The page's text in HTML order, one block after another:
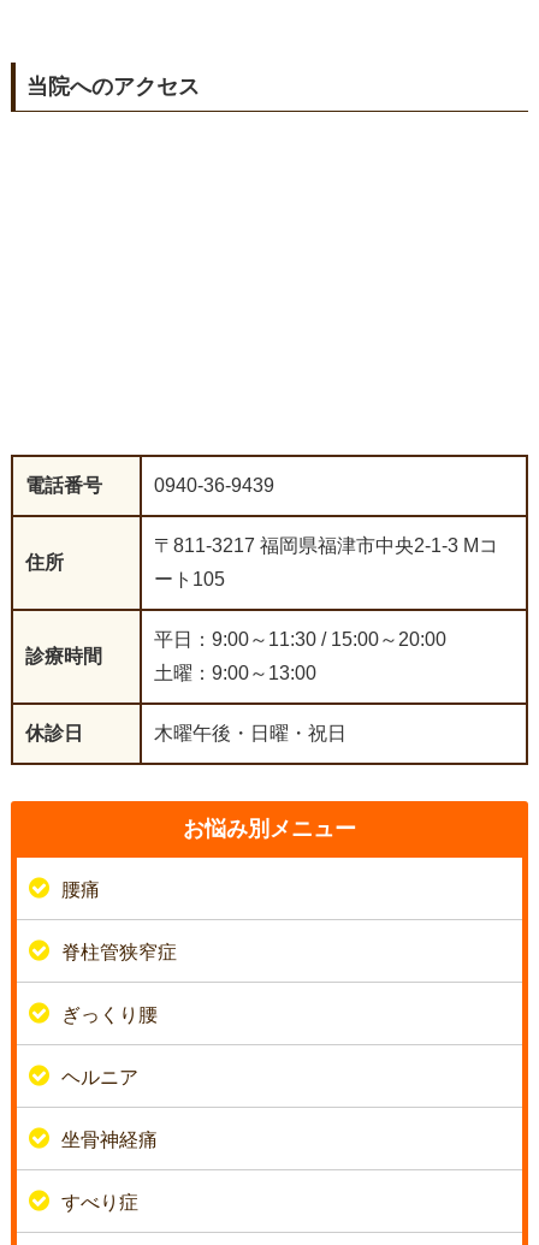
当院へのアクセス
電話番号 0940-36-9439
住所
〒811-3217 福岡県福津市中央2-1-3 Mコ
ート105
診療時間
平日：9:00～11:30 / 15:00～20:00
土曜：9:00～13:00
休診日 木曜午後・日曜・祝日
お悩み別メニュー
腰痛
脊柱管狭窄症
ぎっくり腰
ヘルニア
坐骨神経痛
すべり症